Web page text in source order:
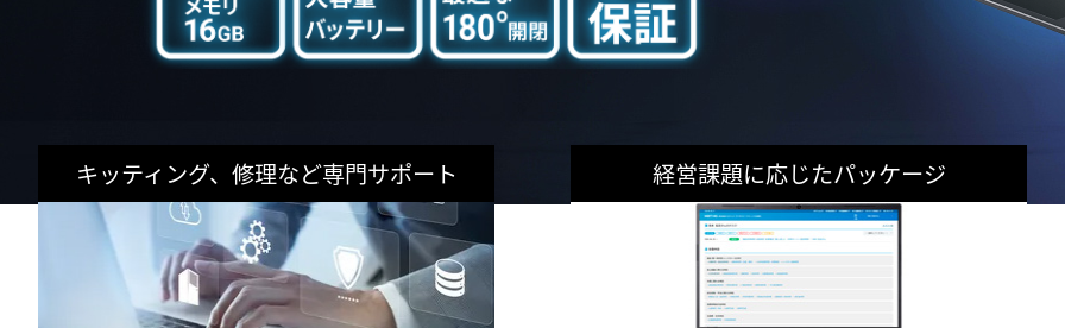
キッティング、修理など専門サポート 経営課題に応じたパッケージ